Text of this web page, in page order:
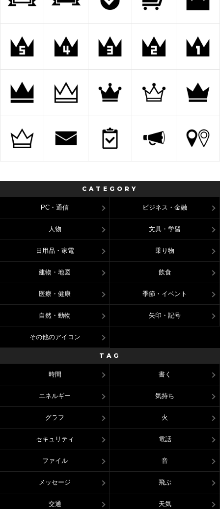
CATEGORY
PC・通信 ビジネス・金融
人物 文具・学習
日用品・家電 乗り物
建物・地図 飲食
医療・健康 季節・イベント
自然・動物 矢印・記号
その他のアイコン
TAG
時間 書く
エネルギー 気持ち
グラフ 火
セキュリティ 電話
ファイル 音
メッセージ 飛ぶ
交通 天気